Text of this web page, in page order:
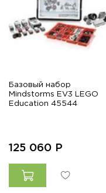
Базовый набор
Mindstorms EV3 LEGO
Education 45544
125 060 Р